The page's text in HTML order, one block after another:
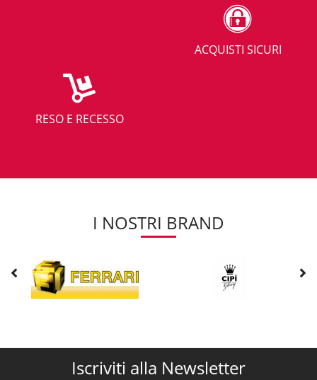
ACQUISTI SICURI
RESO E RECESSO
I NOSTRI BRAND
Iscriviti alla Newsletter